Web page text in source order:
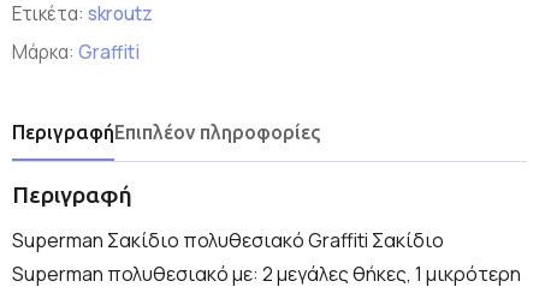
Ετικέτα: skroutz
Μάρκα: Graffiti
ΠεριγραφήΕπιπλέον πληροφορίες
Περιγραφή
Superman Σακίδιο πολυθεσιακό Graffiti Σακίδιο
Superman πολυθεσιακό με: 2 μεγάλες θήκες, 1 μικρότερη